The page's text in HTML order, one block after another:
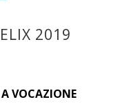
2019
VOCAZIONE